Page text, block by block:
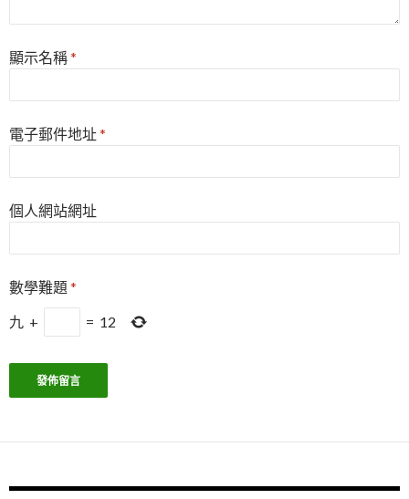
顯示名稱*
電子郵件地址*
個人網站網址
數學難題*
九 + = 12